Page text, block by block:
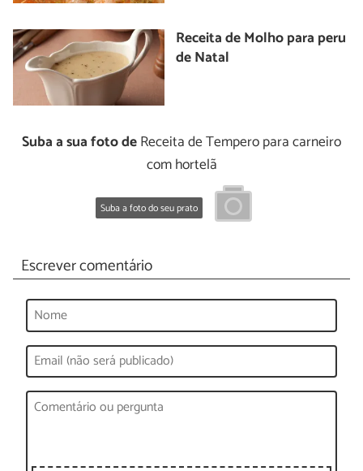
Receita de Molho para peru
de Natal
Suba a sua foto deReceita de Tempero para carneiro
com hortelã
Suba a foto do seu prato
Escrever comentário